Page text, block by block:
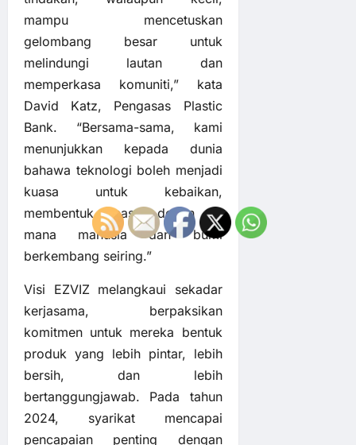
mampu mencetuskan
gelombang besar untuk
melindungi lautan dan
memperkasa komuniti,” kata
David Katz, Pengasas Plastic
Bank. “Bersama-sama, kami
menunjukkan kepada dunia
bahawa teknologi boleh menjadi
kuasa untuk kebaikan,
membentuk masa depan di
mana manusia dan bumi
berkembang seiring.”
Visi EZVIZ melangkaui sekadar
kerjasama, berpaksikan
komitmen untuk mereka bentuk
produk yang lebih pintar, lebih
bersih, dan lebih
bertanggungjawab. Pada tahun
2024, syarikat mencapai
pencapaian penting dengan